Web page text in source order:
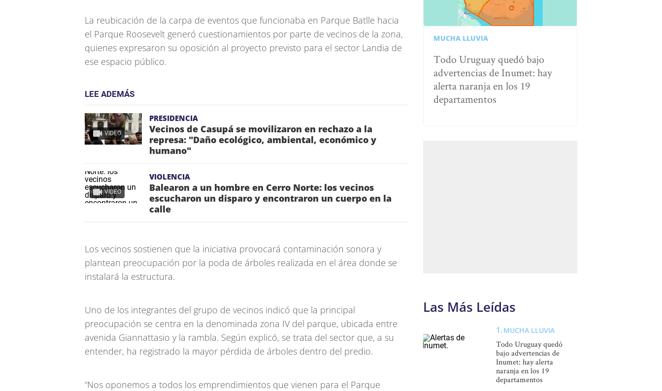
La reubicación de la carpa de eventos que funcionaba en Parque Batlle hacia
el Parque Roosevelt generó cuestionamientos por parte de vecinos de la zona,
quienes expresaron su oposición al proyecto previsto para el sector Landia de
ese espacio público.
LEE ADEMÁS
VIDEO
PRESIDENCIA
Vecinos de Casupá se movilizaron en rechazo a la
represa: "Daño ecológico, ambiental, económico y
humano"
VIDEO
VIOLENCIA
Balearon a un hombre en Cerro Norte: los vecinos
escucharon un disparo y encontraron un cuerpo en la
calle
Los vecinos sostienen que la iniciativa provocará contaminación sonora y
plantean preocupación por la poda de árboles realizada en el área donde se
instalará la estructura.
Uno de los integrantes del grupo de vecinos indicó que la principal
preocupación se centra en la denominada zona IV del parque, ubicada entre
avenida Giannattasio y la rambla. Según explicó, se trata del sector que, a su
entender, ha registrado la mayor pérdida de árboles dentro del predio.
“Nos oponemos a todos los emprendimientos que vienen para el Parque
MUCHA LLUVIA
Todo Uruguay quedó bajo
advertencias de Inumet: hay
alerta naranja en los 19
departamentos
Las Más Leídas
MUCHA LLUVIA
Todo Uruguay quedó
bajo advertencias de
Inumet: hay alerta
naranja en los 19
departamentos